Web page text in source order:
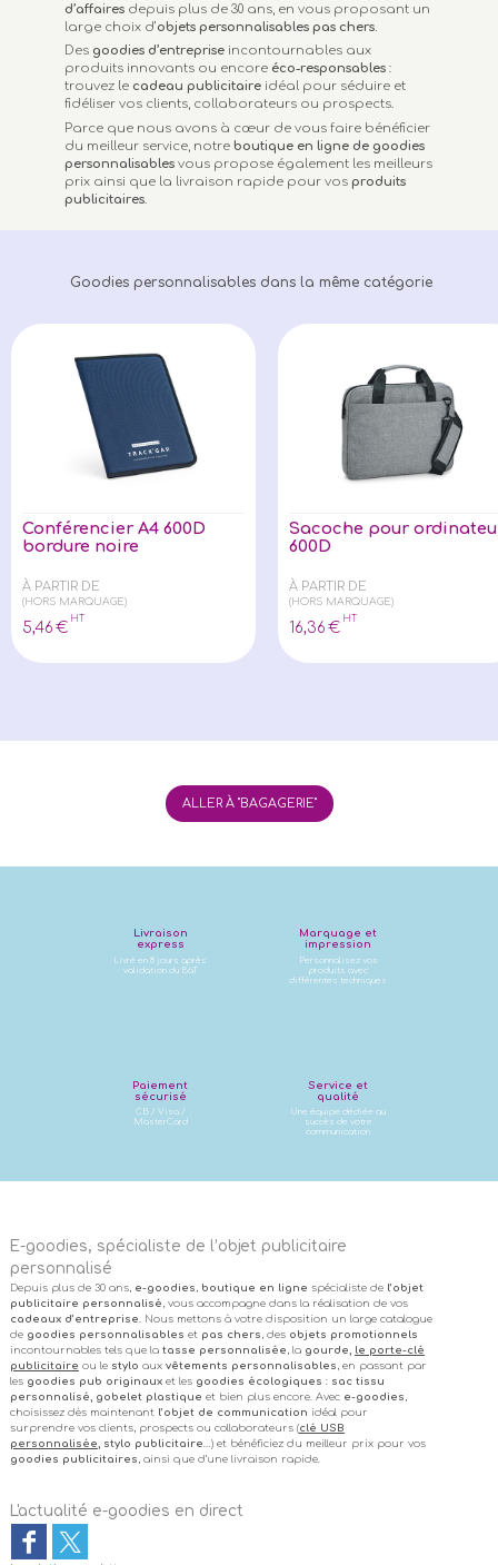
d’affaires depuis plus de 30 ans, en vous proposant un
large choix d’objets personnalisables pas chers.
Des goodies d’entreprise incontournables aux
produits innovants ou encore éco-responsables :
trouvez le cadeau publicitaire idéal pour séduire et
fidéliser vos clients, collaborateurs ou prospects.
Parce que nous avons à cœur de vous faire bénéficier
du meilleur service, notreboutique en ligne de goodies
personnalisables vous propose également les meilleurs
prix ainsi que la livraison rapide pour vos produits
publicitaires.
Goodies personnalisables dans la même catégorie
Conférencier A4 600D
bordure noire
À PARTIR DE
(HORS MARQUAGE)
5,46 €
HT
Sacoche pour
600D
À PARTIR DE
(HORS MARQUAGE)
16,36 €
HT
ALLER À "BAGAGERIE"
Livraison
express
Livré en 8 jours après
validation du BàT
Marquage et
impression
Personnalisez vos
produits avec
différentes techniques
Paiement
sécurisé
CB / Visa /
MasterCard
Service et
qualité
Une équipe dédiée au
succès de votre
communication
E-goodies, spécialiste de l’objet publicitaire
personnalisé
Depuis plus de 30 ans, e-goodies , boutique en ligne spécialiste de l’objet
publicitaire personnalisé , vous accompagne dans la réalisation de vos
cadeaux d’entreprise. Nous mettons à votre disposition un large catalogue
de goodies personnalisables et pas chers , des objets promotionnels
incontournables tels que la tasse personnalisée , la gourde, le porte-clé
publicitaire ou le stylo aux vêtements personnalisables , en passant par
les goodies pub originauxet les goodies écologiques : sac tissu
personnalisé, gobelet plastique et bien plus encore. Avec e-goodies ,
choisissez dès maintenant l’objet de communication idéal pour
surprendre vos clients, prospects ou collaborateurs (clé USB
personnalisée, stylo publicitaire…) et bénéficiez du meilleur prix pour vos
goodies publicitaires , ainsi que d’une livraison rapide.
L'actualité e-goodies en direct